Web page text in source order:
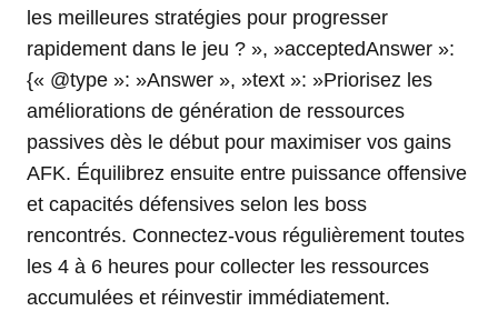
les meilleures stratégies pour progresser
rapidement dans le jeu ? », »acceptedAnswer »:
{« @type »: »Answer », »text »: »Priorisez les
améliorations de génération de ressources
passives dès le début pour maximiser vos gains
AFK. Équilibrez ensuite entre puissance offensive
et capacités défensives selon les boss
rencontrés. Connectez-vous régulièrement toutes
les 4 à 6 heures pour collecter les ressources
accumulées et réinvestir immédiatement.